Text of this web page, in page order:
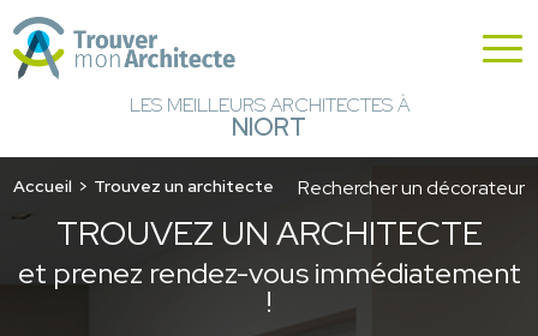
LES MEILLEURS ARCHITECTES À
NIORT
Accueil Trouvez un architecte Rechercher un décorateur
TROUVEZ UN ARCHITECTE
et prenez rendez-vous immédiatement
!